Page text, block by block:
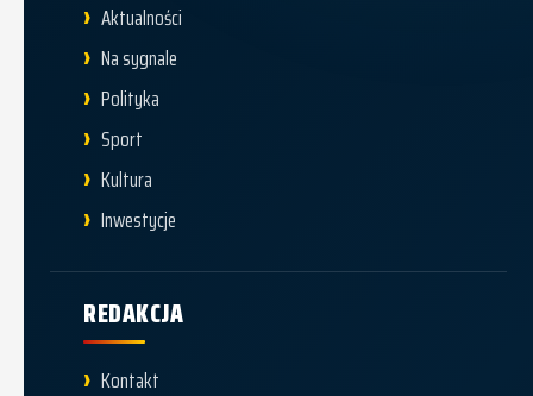
Aktualności
Na sygnale
Polityka
Sport
Kultura
Inwestycje
REDAKCJA
Kontakt